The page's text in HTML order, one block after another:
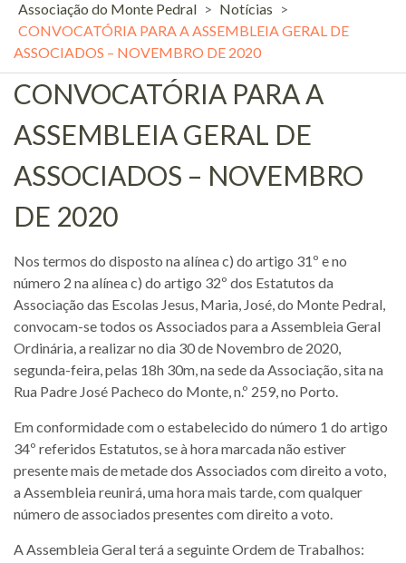
Associação do Monte Pedral > Notícias >
CONVOCATÓRIA PARA A ASSEMBLEIA GERAL DE
ASSOCIADOS – NOVEMBRO DE 2020
CONVOCATÓRIA PARA A
ASSEMBLEIA GERAL DE
ASSOCIADOS – NOVEMBRO
DE 2020
Nos termos do disposto na alínea c) do artigo 31º e no
número 2 na alínea c) do artigo 32º dos Estatutos da
Associação das Escolas Jesus, Maria, José, do Monte Pedral,
convocam-se todos os Associados para a Assembleia Geral
Ordinária, a realizar no dia 30 de Novembro de 2020,
segunda-feira, pelas 18h 30m, na sede da Associação, sita na
Rua Padre José Pacheco do Monte, n.º 259, no Porto.
Em conformidade com o estabelecido do número 1 do artigo
34º referidos Estatutos, se à hora marcada não estiver
presente mais de metade dos Associados com direito a voto,
a Assembleia reunirá, uma hora mais tarde, com qualquer
número de associados presentes com direito a voto.
A Assembleia Geral terá a seguinte Ordem de Trabalhos: